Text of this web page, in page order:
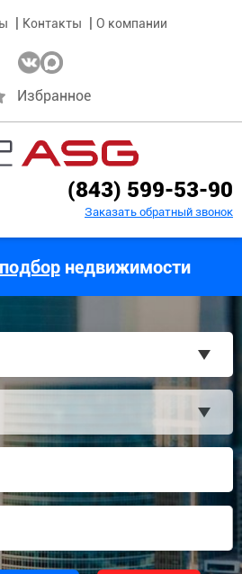
Контакты О компании
Избранное
(843) 599-53-90
Заказать обратный звонок
подборнедвижимости